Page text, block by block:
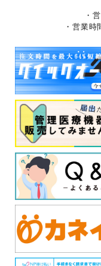
・
・営業